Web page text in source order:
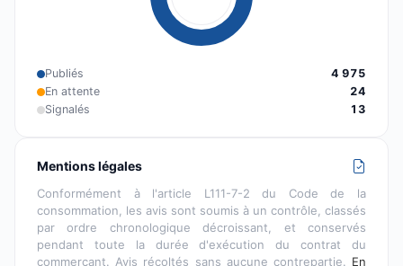
Publiés
4 975
En attente
24
Signalés
13
Mentions légales
Conformément à l'article L111-7-2 du Code de la
consommation, les avis sont soumis à un contrôle, classés
par ordre chronologique décroissant, et conservés
pendant toute la durée d'exécution du contrat du
commerçant. Avis récoltés sans aucune contrepartie. En